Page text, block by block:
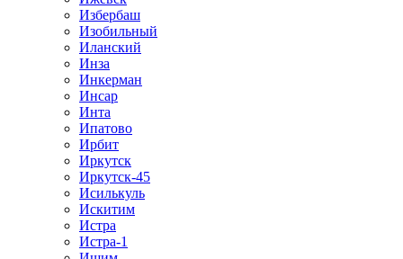
Избербаш
Изобильный
Иланский
Инза
Инкерман
Инсар
Инта
Ипатово
Ирбит
Иркутск
Иркутск-45
Исилькуль
Искитим
Истра
Истра-1